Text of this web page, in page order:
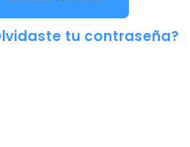
tu contraseña?